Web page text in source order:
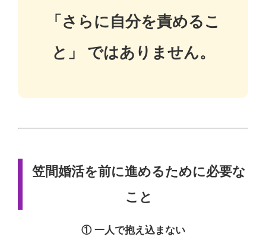
「さらに自分を責めるこ
と」 ではありません。
笠間婚活を前に進めるために必要な
こと
① 一人で抱え込まない